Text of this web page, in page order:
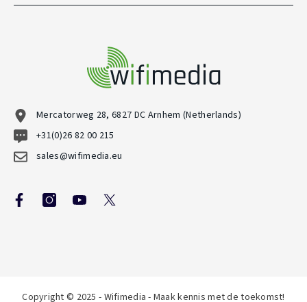
Mercatorweg 28, 6827 DC Arnhem (Netherlands)
+31(0)26 82 00 215
sales@wifimedia.eu
Copyright © 2025 - Wifimedia - Maak kennis met de toekomst!